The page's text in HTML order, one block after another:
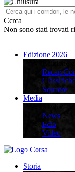
Cerca
Non sono stati trovati
Edizione 2026
Recap
Classifiche
Squadre
Media
News
Foto
Video
Storia